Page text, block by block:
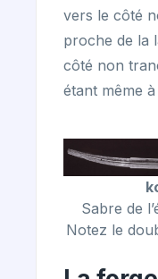
vers le côté
proche de la
côté non
étant même
Sabre de
Notez le